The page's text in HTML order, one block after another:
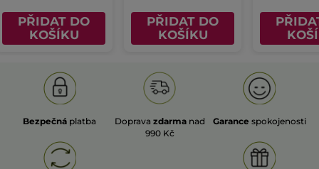
PŘIDAT DO
KOŠÍKU
PŘIDAT DO
KOŠÍKU
Bezpečná platba Doprava zdarma nad
990 Kč
Garance spokojenosti